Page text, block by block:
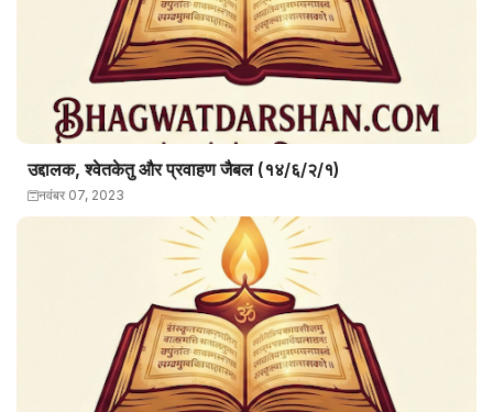
उद्दालक, श्वेतकेतु और प्रवाहण जैबल (१४/६/२/१)
नवंबर 07, 2023